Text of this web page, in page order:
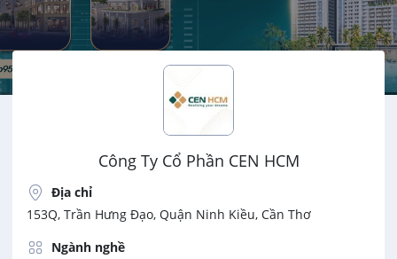
Công Ty Cổ Phần CEN HCM
Địa chỉ
153Q, Trần Hưng Đạo, Quận Ninh Kiều, Cần Thơ
Ngành nghề